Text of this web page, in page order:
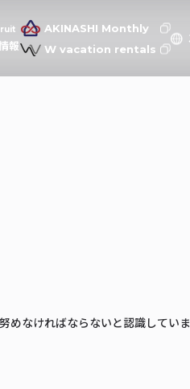
報
AKINASHI Monthly
W vacation rentals
なければならないと認識していま